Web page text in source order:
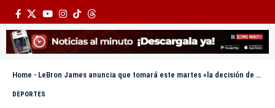
Home - LeBron James anuncia que tomará este martes «la decisión de todas las decisiones»
DEPORTES